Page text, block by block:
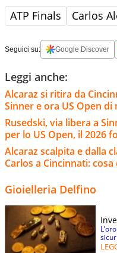
ATP Finals Carlos
Seguici su: Google Discover
Leggi anche:
Alcaraz si ritira da
Sinner e ora US Open
Rusedski, via libera a
per lo US Open, il 2026
Alcaraz scalpita e dalla
Carlos a Cincinnati:
Gioielleria Delfino
sicuri